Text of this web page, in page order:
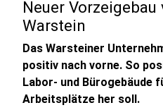
Neuer
Warstein
Das Warsteiner
positiv nach vorne. So
Labor- und Bürogebäude
Arbeitsplätze her soll.